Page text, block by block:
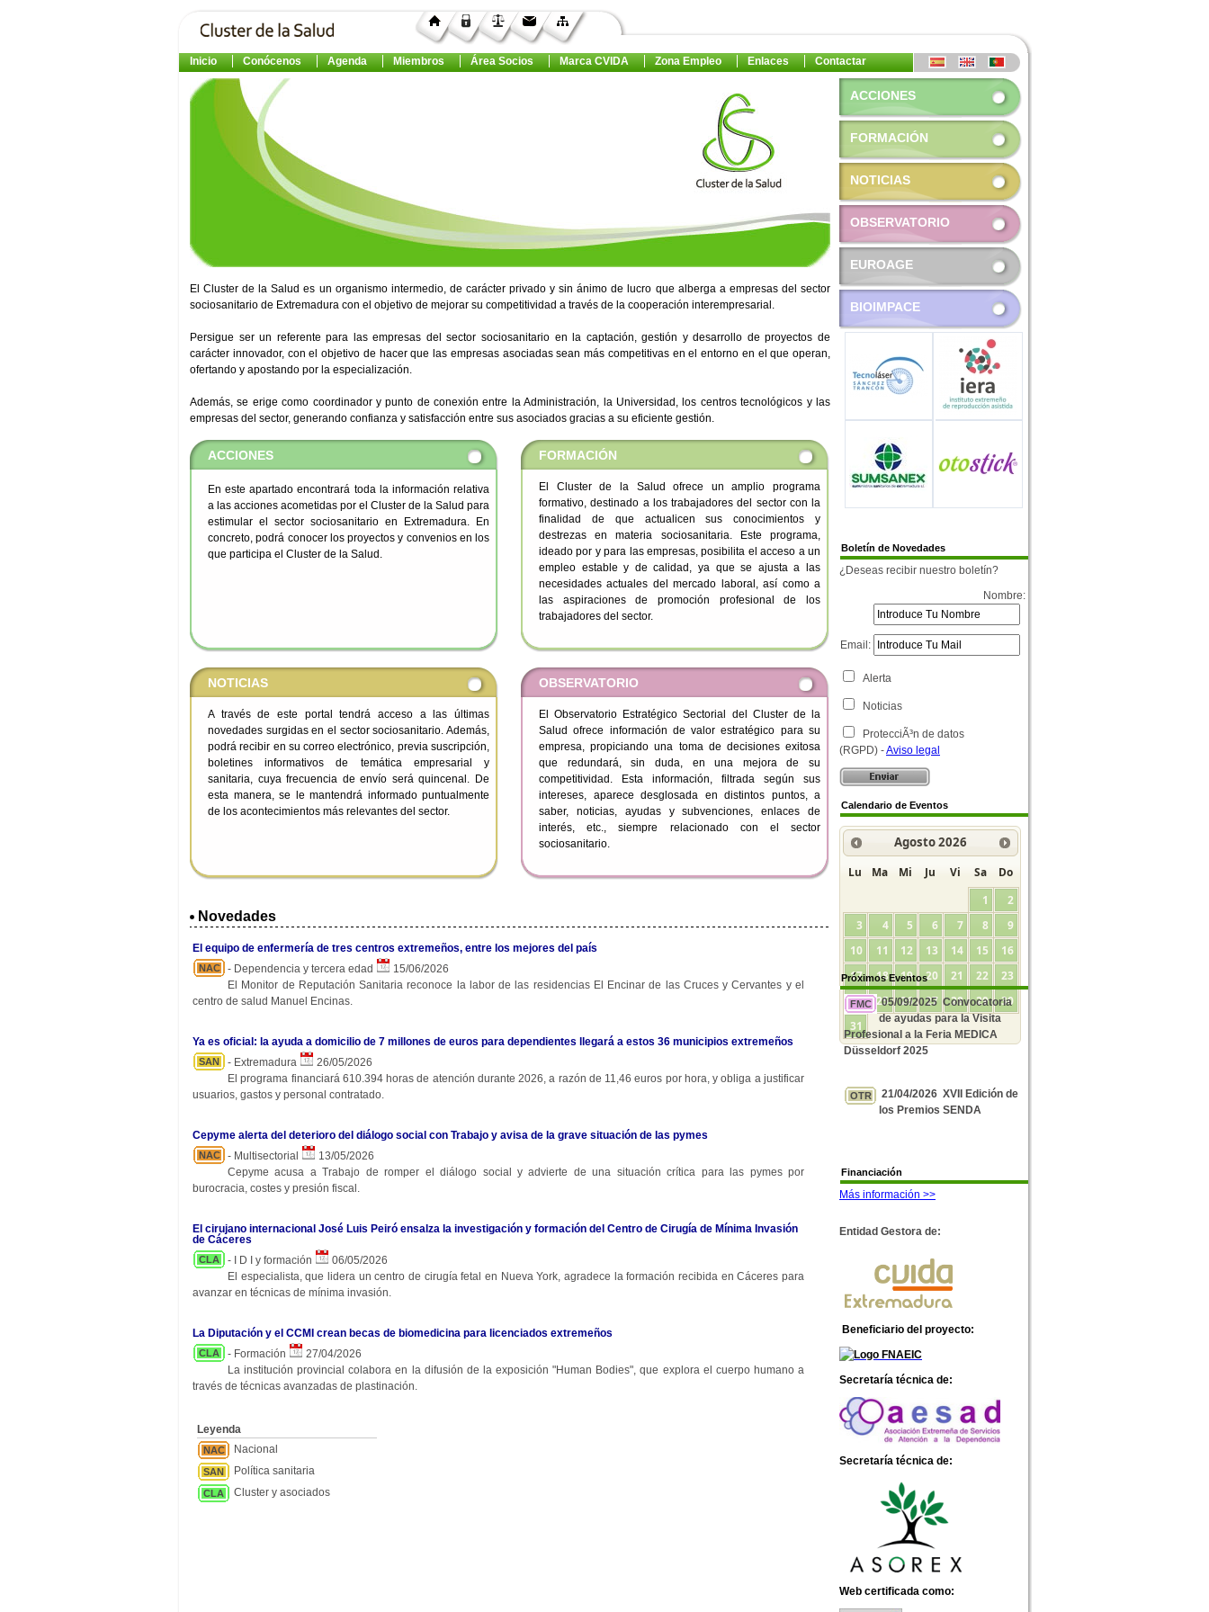
Inicio Conócenos Agenda Miembros Área Socios Marca CVIDA Zona Empleo Enlaces Contactar
El Cluster de la Salud es un organismo intermedio, de carácter privado y sin ánimo de lucro que alberga a empresas del sector
sociosanitario de Extremadura con el objetivo de mejorar su competitividad a través de la cooperación interempresarial.
Persigue ser un referente para las empresas del sector sociosanitario en la captación, gestión y desarrollo de proyectos de
carácter innovador, con el objetivo de hacer que las empresas asociadas sean más competitivas en el entorno en el que operan,
ofertando y apostando por la especialización.
Además, se erige como coordinador y punto de conexión entre la Administración, la Universidad, los centros tecnológicos y las
empresas del sector, generando confianza y satisfacción entre sus asociados gracias a su eficiente gestión.
ACCIONES
En este apartado encontrará toda la información relativa
a las acciones acometidas por el Cluster de la Salud para
estimular el sector sociosanitario en Extremadura. En
concreto, podrá conocer los proyectos y convenios en los
que participa el Cluster de la Salud.
FORMACIÓN
El Cluster de la Salud ofrece un amplio programa
formativo, destinado a los trabajadores del sector con la
finalidad de que actualicen sus conocimientos y
destrezas en materia sociosanitaria. Este programa,
ideado por y para las empresas, posibilita el acceso a un
empleo estable y de calidad, ya que se ajusta a las
necesidades actuales del mercado laboral, así como a
las aspiraciones de promoción profesional de los
trabajadores del sector.
NOTICIAS
A través de este portal tendrá acceso a las últimas
novedades surgidas en el sector sociosanitario. Además,
podrá recibir en su correo electrónico, previa suscripción,
boletines informativos de temática empresarial y
sanitaria, cuya frecuencia de envío será quincenal. De
esta manera, se le mantendrá informado puntualmente
de los acontecimientos más relevantes del sector.
OBSERVATORIO
El Observatorio Estratégico Sectorial del Cluster de la
Salud ofrece información de valor estratégico para su
empresa, propiciando una toma de decisiones exitosa
que redundará, sin duda, en una mejora de su
competitividad. Esta información, filtrada según sus
intereses, aparece desglosada en distintos puntos, a
saber, noticias, ayudas y subvenciones, enlaces de
interés, etc., siempre relacionado con el sector
sociosanitario.
Novedades
El equipo de enfermería de tres centros extremeños, entre los mejores del país
NAC - Dependencia y tercera edad
15/06/2026
El Monitor de Reputación Sanitaria reconoce la labor de las residencias El Encinar de las Cruces y Cervantes y el
centro de salud Manuel Encinas.
Ya es oficial: la ayuda a domicilio de 7 millones de euros para dependientes llegará a estos 36 municipios extremeños
SAN - Extremadura
26/05/2026
El programa financiará 610.394 horas de atención durante 2026, a razón de 11,46 euros por hora, y obliga a justificar
usuarios, gastos y personal contratado.
Cepyme alerta del deterioro del diálogo social con Trabajo y avisa de la grave situación de las pymes
NAC - Multisectorial
13/05/2026
Cepyme acusa a Trabajo de romper el diálogo social y advierte de una situación crítica para las pymes por
burocracia, costes y presión fiscal.
El cirujano internacional José Luis Peiró ensalza la investigación y formación del Centro de Cirugía de Mínima Invasión
de Cáceres
CLA - I D I y formación
06/05/2026
El especialista, que lidera un centro de cirugía fetal en Nueva York, agradece la formación recibida en Cáceres para
avanzar en técnicas de mínima invasión.
La Diputación y el CCMI crean becas de biomedicina para licenciados extremeños
CLA - Formación
27/04/2026
La institución provincial colabora en la difusión de la exposición "Human Bodies", que explora el cuerpo humano a
través de técnicas avanzadas de plastinación.
Leyenda
NAC Nacional
SAN Política sanitaria
CLA Cluster y asociados
ACCIONES
FORMACIÓN
NOTICIAS
OBSERVATORIO
EUROAGE
BIOIMPACE
Boletín de Novedades
¿Deseas recibir nuestro boletín?
Nombre:
Email:
Alerta
Noticias
ProtecciÃ³n de datos
(RGPD) -Aviso legal
Calendario de Eventos
Agosto2026
Lu Ma Mi Ju Vi Sa
Do
1
2
3
4 5 6 7 8
9
10
11 12 13 14 15
16
17
18 19 20 21 22
23
24
25 26 27 28 29
30
31
Próximos Eventos
FMC
05/09/2025 Convocatoria
de ayudas para la Visita
Profesional a la Feria MEDICA
Düsseldorf 2025
OTR
21/04/2026 XVII Edición de
los Premios SENDA
Financiación
Más información >>
Entidad Gestora de:
Beneficiario del proyecto:
Secretaría técnica de:
Secretaría técnica de:
Web certificada como: